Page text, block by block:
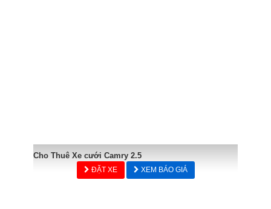
Cho Thuê Xe cưới Camry 2.5
ĐẶT XE XEM BÁO GIÁ